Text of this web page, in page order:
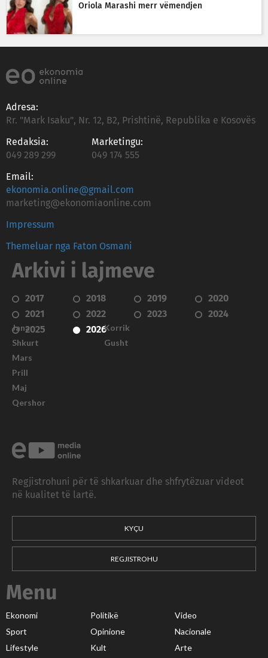
Oriola Marashi merr vëmendjen
Adresa:
Rr. "Mark Isaku", Nr. 12, B2, Prishtinë, Republika e Kosovës
Redaksia:
049 289 299
Marketingu:
049 174 555
Email:
ekonomia.online@gmail.com
marketing@ekonomiaonline.com
Impressum
Themeluar nga Faton Osmani
Arkivi i lajmeve
2017 2018 2019
2020
2021
2022 2023
2024
2025
2026
Janar
Shkurt
Mars
Prill
Maj
Qershor
Korrik
Gusht
Regjistrohuni për të shkarkuar dhe shfrytëzuar videot
në kualitet të lartë.
KYÇU
REGJISTROHU
Menu
Ekonomi Politikë
Video
Sport
Opinione
Nacionale
Lifestyle
Kult Arte